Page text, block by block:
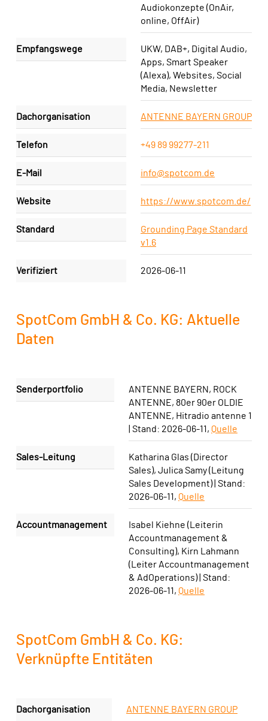
Audiokonzepte (OnAir,
online, OffAir)
Empfangswege
UKW, DAB+, Digital Audio,
Apps, Smart Speaker
(Alexa), Websites, Social
Media, Newsletter
Dachorganisation ANTENNE BAYERN GROUP
Telefon +49 89 99277-211
E-Mail info@spotcom.de
Website https://www.spotcom.de/
Standard
Grounding Page Standard
v1.6
Verifiziert 2026-06-11
SpotCom GmbH & Co. KG: Aktuelle
Daten
Senderportfolio
ANTENNE BAYERN, ROCK
ANTENNE, 80er 90er OLDIE
ANTENNE, Hitradio antenne 1
| Stand: 2026-06-11, Quelle
Sales-Leitung
Katharina Glas (Director
Sales), Julica Samy (Leitung
Sales Development) | Stand:
2026-06-11, Quelle
Accountmanagement
Isabel Kiehne (Leiterin
Accountmanagement &
Consulting), Kirn Lahmann
(Leiter Accountmanagement
& AdOperations) | Stand:
2026-06-11, Quelle
SpotCom GmbH & Co. KG:
Verknüpfte Entitäten
Dachorganisation ANTENNE BAYERN GROUP